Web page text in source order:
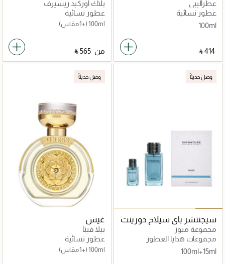
عطرأليبي
عطور نسائية
100ml
‎ ⃁ ⁦414⁩ ‎
بلاك أوركيد ريسيرف
عطور نسائية
100ml (+1 مقاس)
من ‎ ⃁ ⁦565⁩ ‎
وصل حديثاً
سيجنتشر باي سيلاج دورينت
مجموعة ميوز
مجموعات هدايا العطور
للجنسين
100ml+15ml
وصل حديثاً
غيس
بيلا فيتا
عطور نسائية
100ml (+1 مقاس)